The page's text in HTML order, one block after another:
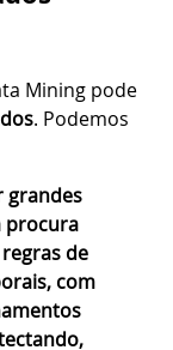
Mining pode
. Podemos
grandes
procura
de
com